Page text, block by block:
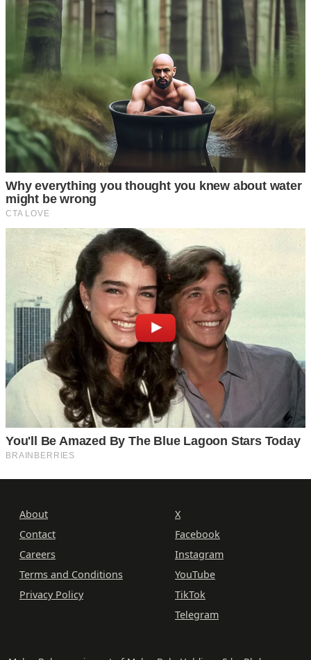
About
Contact
Careers
Terms and Conditions
Privacy Policy
X
Facebook
Instagram
YouTube
TikTok
Telegram